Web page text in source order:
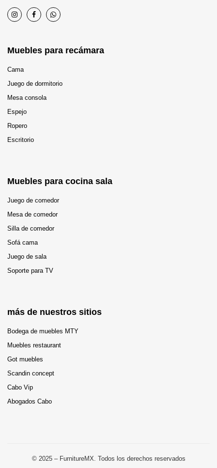
Muebles para recámara
Cama
Juego de dormitorio
Mesa consola
Espejo
Ropero
Escritorio
Muebles para cocina sala
Juego de comedor
Mesa de comedor
Silla de comedor
Sofá cama
Juego de sala
Soporte para TV
más de nuestros sitios
Bodega de muebles MTY
Muebles restaurant
Got muebles
Scandin concept
Cabo Vip
Abogados Cabo
© 2025 – FurnitureMX. Todos los derechos reservados